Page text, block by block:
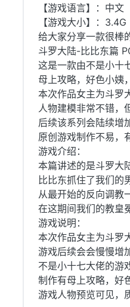
【游戏语言】：中文
【游戏大小】：3.4G
给大家分享一款很棒
斗罗大陆-比比东篇
这是一款由不是小十
母上攻略，好色小姨
本次作品女主为斗罗
人物建模非常不错，
后续该系列会陆续增
原创游戏制作不易，
游戏介绍：
本篇讲述的是斗罗大
比比东抓住了我们的
从最开始的反向调教
在这期间我们的教皇
游戏说明：
本次作品女主为斗罗
游戏后续会会慢慢增
不是小十七大佬的游
制作有母上攻略，好
游戏人物预览可见，